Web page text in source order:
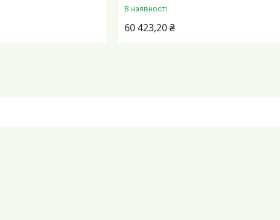
В наявності
60 423,20 ₴